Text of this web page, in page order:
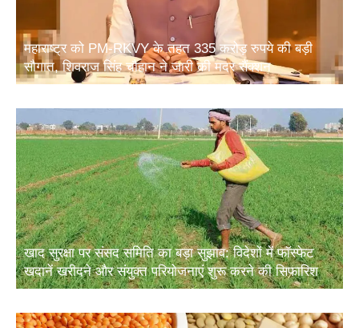
महाराष्ट्र को PM-RKVY के तहत 335 करोड़ रुपये की बड़ी
सौगात, शिवराज सिंह चौहान ने जारी की मदर सैंक्शन
खाद सुरक्षा पर संसद समिति का बड़ा सुझाव: विदेशों में फॉस्फेट
खदानें खरीदने और संयुक्त परियोजनाएं शुरू करने की सिफारिश